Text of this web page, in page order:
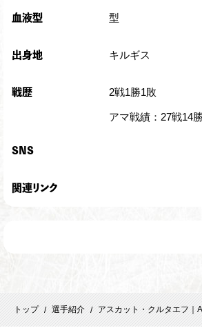
血液型 型
出身地 キルギス
戦歴 2戦1勝1敗
アマ戦績：27戦14
SNS
関連リンク
トップ / 選手紹介 / アスカット・クルタエフ｜